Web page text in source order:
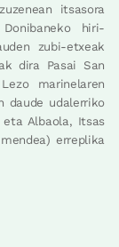
itsasora
hiri-
zubi-etxeak
dira Pasai San
marinelaren
daude udalerriko
eta Albaola, Itsas
erreplika